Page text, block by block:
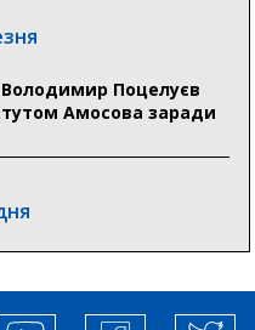
роботи після
ліквідації
Володимир Поцелуєв
Амосова заради
українських